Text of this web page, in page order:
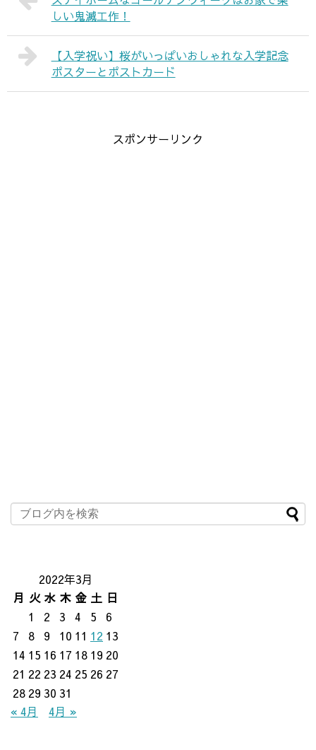
しい鬼滅工作！
【入学祝い】桜がいっぱいおしゃれな入学記念
ポスターとポストカード
スポンサーリンク
2022年3月
月 火 水 木 金 土 日
1
2 3 4 5
6
7
8 9 10 11 12 13
14 15 16 17 18 19 20
21 22 23 24 25 26 27
28 29 30 31
« 4月
4月 »